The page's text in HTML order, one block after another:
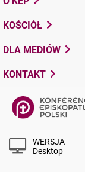
KOŚCIÓŁ
DLA MEDIÓW
KONTAKT
WERSJA
Desktop